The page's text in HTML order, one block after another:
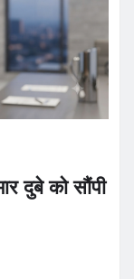
दुबे को सौंपी